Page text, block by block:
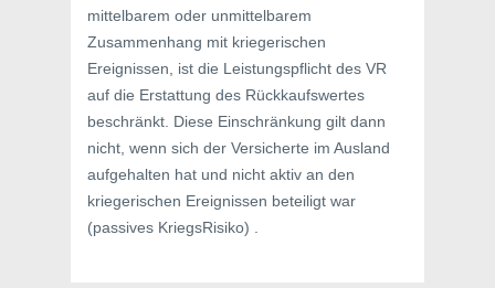
mittelbarem oder unmittelbarem
Zusammenhang mit kriegerischen
Ereignissen, ist die Leistungspflicht des VR
auf die Erstattung des Rückkaufswertes
beschränkt. Diese Einschränkung gilt dann
nicht, wenn sich der Versicherte im Ausland
aufgehalten hat und nicht aktiv an den
kriegerischen Ereignissen beteiligt war
(passives KriegsRisiko) .